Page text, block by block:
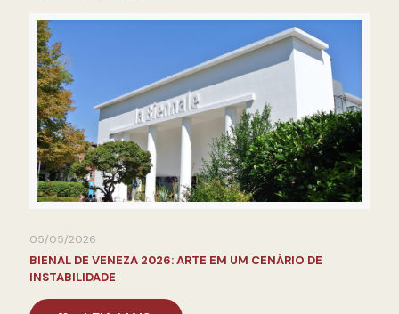
05/05/2026
BIENAL DE VENEZA 2026: ARTE EM UM CENÁRIO DE
INSTABILIDADE